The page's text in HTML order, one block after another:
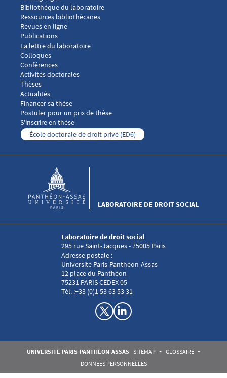
Bibliothèque du laboratoire
Ressources bibliothécaires
Revues en ligne
Publications
Menu footer Laboratoire droit social 3
La lettre du laboratoire
Colloques
Conférences
Activités doctorales
Thèses
Menu footer Laboratoire droit social 4
Actualités
Financer sa thèse
Postuler pour un prix de thèse
S'inscrire en thèse
École doctorale de droit privé (ED6)
LABORATOIRE DE DROIT SOCIAL
Laboratoire de droit social
295 rue Saint-Jacques - 75005 Paris
Adresse postale :
Université Paris-Panthéon-Assas
12 place du Panthéon
75231 PARIS CEDEX 05
Tél. :+33 (0)1 53 63 53 31
Menu RS Laboratoire droit social
Pied de page Assas
UNIVERSITÉ PARIS-PANTHÉON-ASSAS SITEMAP
GLOSSAIRE
DONNÉES PERSONNELLES